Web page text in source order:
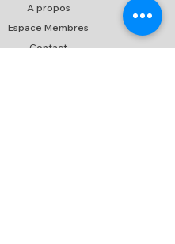
A propos
Espace Membres
Contact